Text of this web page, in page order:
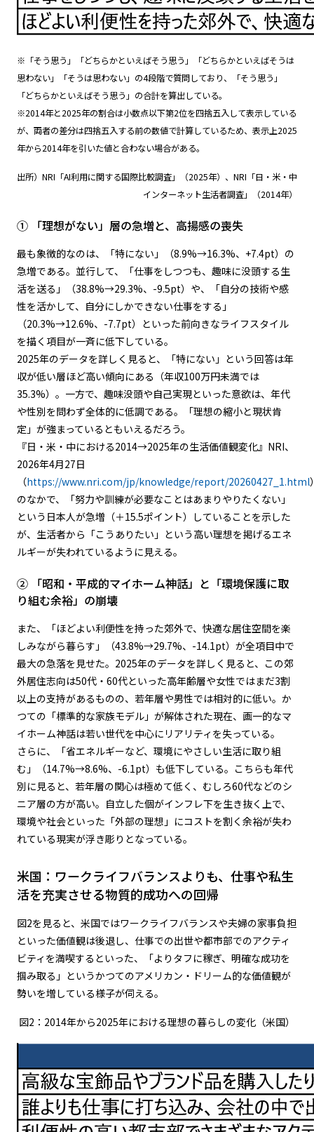
※「そう思う」「どちらかといえばそう思う」「どちらかといえばそうは
思わない」「そうは思わない」の4段階で質問しており、「そう思う」
「どちらかといえばそう思う」の合計を算出している。
※2014年と2025年の割合は小数点以下第2位を四捨五入して表示している
が、両者の差分は四捨五入する前の数値で計算しているため、表示上2025
年から2014年を引いた値と合わない場合がある。
出所）NRI「AI利用に関する国際比較調査」（2025年）、NRI「日・米・中
インターネット生活者調査」（2014年）
① 「理想がない」層の急増と、高揚感の喪失
最も象徴的なのは、「特にない」（8.9%→16.3%、+7.4pt）の
急増である。並行して、「仕事をしつつも、趣味に没頭する生
活を送る」（38.8%→29.3%、-9.5pt）や、「自分の技術や感
性を活かして、自分にしかできない仕事をする」
（20.3%→12.6%、-7.7pt）といった前向きなライフスタイル
を描く項目が一斉に低下している。
2025年のデータを詳しく見ると、「特にない」という回答は年
収が低い層ほど高い傾向にある（年収100万円未満では
35.3%）。一方で、趣味没頭や自己実現といった意欲は、年代
や性別を問わず全体的に低調である。「理想の縮小と現状肯
定」が強まっているともいえるだろう。
『日・米・中における2014→2025年の生活価値観変化』NRI、
2026年4月27日
（https://www.nri.com/jp/knowledge/report/20260427_1.html
のなかで、「努力や訓練が必要なことはあまりやりたくない」
という日本人が急増（＋15.5ポイント）していることを示した
が、生活者から「こうありたい」という高い理想を掲げるエネ
ルギーが失われているように見える。
② 「昭和・平成的マイホーム神話」と「環境保護に取
り組む余裕」の崩壊
また、「ほどよい利便性を持った郊外で、快適な居住空間を楽
しみながら暮らす」（43.8%→29.7%、-14.1pt）が全項目中で
最大の急落を見せた。2025年のデータを詳しく見ると、この郊
外居住志向は50代・60代といった高年齢層や女性ではまだ3割
以上の支持があるものの、若年層や男性では相対的に低い。か
つての「標準的な家族モデル」が解体された現在、画一的なマ
イホーム神話は若い世代を中心にリアリティを失っている。
さらに、「省エネルギーなど、環境にやさしい生活に取り組
む」（14.7%→8.6%、-6.1pt）も低下している。こちらも年代
別に見ると、若年層の関心は極めて低く、むしろ60代などのシ
ニア層の方が高い。自立した個がインフレ下を生き抜く上で、
環境や社会といった「外部の理想」にコストを割く余裕が失わ
れている現実が浮き彫りとなっている。
米国：ワークライフバランスよりも、仕事や私生
活を充実させる物質的成功への回帰
図2を見ると、米国ではワークライフバランスや夫婦の家事負担
といった価値観は後退し、仕事での出世や都市部でのアクティ
ビティを満喫するといった、「よりタフに稼ぎ、明確な成功を
掴み取る」というかつてのアメリカン・ドリーム的な価値観が
勢いを増している様子が伺える。
図2：2014年から2025年における理想の暮らしの変化（米国）